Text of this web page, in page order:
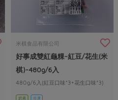
米棋食品有限公司
好事成雙紅龜粿-紅豆/花生(米
棋)-480g/6入
480g/6入(紅豆口味*3+花生口味*3)
奶素 冷凍